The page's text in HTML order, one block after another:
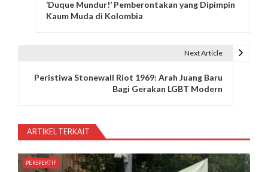
i
p
‘Duque Mundur!’ Pemberontakan yang Dipimpin
Kaum Muda di Kolombia
Next Article
Peristiwa Stonewall Riot 1969: Arah Juang Baru
Bagi Gerakan LGBT Modern
ARTIKEL TERKAIT
PERSPEKTIF